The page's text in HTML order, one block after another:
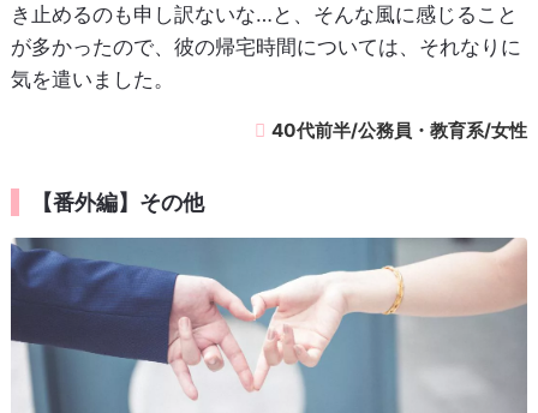
き止めるのも申し訳ないな…と、そんな風に感じること
が多かったので、彼の帰宅時間については、それなりに
気を遣いました。
40代前半/公務員・教育系/女性
【番外編】その他